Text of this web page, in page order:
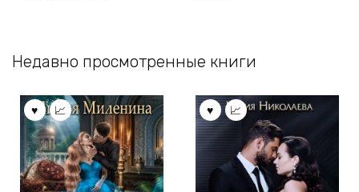
Недавно просмотренные книги